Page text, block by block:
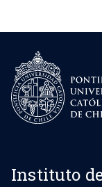
Instituto